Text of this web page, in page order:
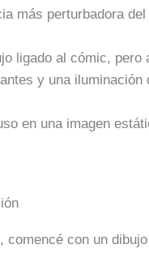
más perturbadora
ligado al cómic,
y una
en una imagen
con un